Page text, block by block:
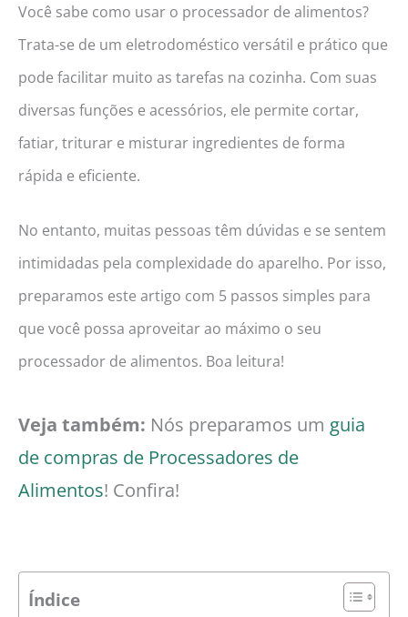
Você sabe como usar o processador de alimentos?
Trata-se de um eletrodoméstico versátil e prático que
pode facilitar muito as tarefas na cozinha. Com suas
diversas funções e acessórios, ele permite cortar,
fatiar, triturar e misturar ingredientes de forma
rápida e eficiente.
No entanto, muitas pessoas têm dúvidas e se sentem
intimidadas pela complexidade do aparelho. Por isso,
preparamos este artigo com 5 passos simples para
que você possa aproveitar ao máximo o seu
processador de alimentos. Boa leitura!
Veja também: Nós preparamos um guia
de compras de Processadores de
Alimentos! Confira!
Índice